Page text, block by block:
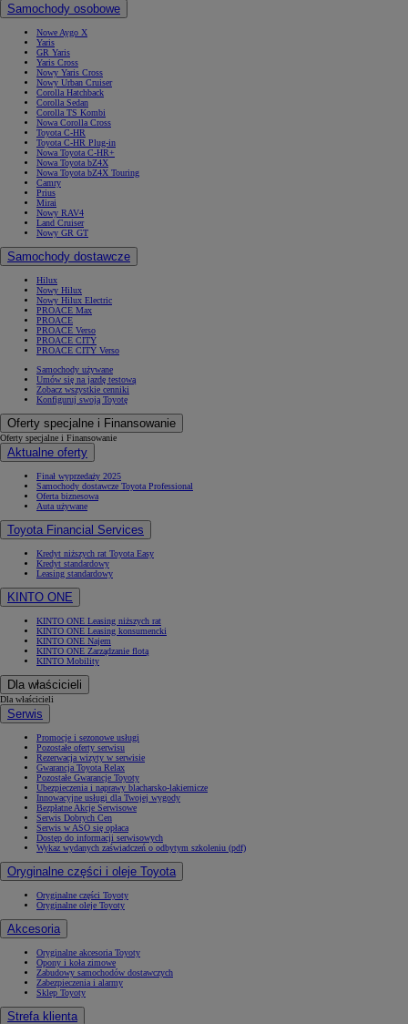
Samochody osobowe
Nowe Aygo X
Yaris
GR Yaris
Yaris Cross
Nowy Yaris Cross
Nowy Urban Cruiser
Corolla Hatchback
Corolla Sedan
Corolla TS Kombi
Nowa Corolla Cross
Toyota C-HR
Toyota C-HR Plug-in
Nowa Toyota C-HR+
Nowa Toyota bZ4X
Nowa Toyota bZ4X Touring
Camry
Prius
Mirai
Nowy RAV4
Land Cruiser
Nowy GR GT
Samochody dostawcze
Hilux
Nowy Hilux
Nowy Hilux Electric
PROACE Max
PROACE
PROACE Verso
PROACE CITY
PROACE CITY Verso
Samochody używane
Umów się na jazdę testową
Zobacz wszystkie cenniki
Konfiguruj swoją Toyotę
Oferty specjalne i Finansowanie
Oferty specjalne i Finansowanie
Aktualne oferty
Finał wyprzedaży 2025
Samochody dostawcze Toyota Professional
Oferta biznesowa
Auta używane
Toyota Financial Services
Kredyt niższych rat Toyota Easy
Kredyt standardowy
Leasing standardowy
KINTO ONE
KINTO ONE Leasing niższych rat
KINTO ONE Leasing konsumencki
KINTO ONE Najem
KINTO ONE Zarządzanie flotą
KINTO Mobility
Dla właścicieli
Dla właścicieli
Serwis
Promocje i sezonowe usługi
Pozostałe oferty serwisu
Rezerwacja wizyty w serwisie
Gwarancja Toyota Relax
Pozostałe Gwarancje Toyoty
Ubezpieczenia i naprawy blacharsko-lakiernicze
Innowacyjne usługi dla Twojej wygody
Bezpłatne Akcje Serwisowe
Serwis Dobrych Cen
Serwis w ASO się opłaca
Dostęp do informacji serwisowych
Wykaz wydanych zaświadczeń o odbytym szkoleniu (pdf)
Oryginalne części i oleje Toyota
Oryginalne części Toyoty
Oryginalne oleje Toyoty
Akcesoria
Oryginalne akcesoria Toyoty
Opony i koła zimowe
Zabudowy samochodów dostawczych
Zabezpieczenia i alarmy
Sklep Toyoty
Strefa klienta